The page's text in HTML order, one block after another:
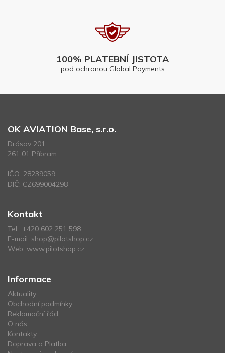
100% PLATEBNÍ JISTOTA
pod ochranou Global Payments
OK AVIATION Base, s.r.o.
Drásov 201
261 01 Příbram
IČO: 28239059
DIČ: CZ699004298
Kontakt
Tel.: +420 602 251 598
E-mail: shop@pilotshop.cz
Web: www.pilotshop.cz
Informace
Aktuality
Obchodní podmínky
Reklamační řád
O nás
Kontakty
Doprava a Platba